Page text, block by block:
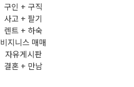
구인 + 구직
사고 + 팔기
렌트 + 하숙
비지니스 매매
자유게시판
결혼 + 만남